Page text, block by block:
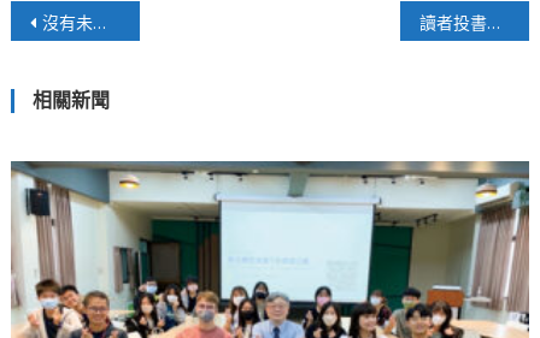
文
導
覽
沒有未來？經濟部統計創業成功率極低，國人又對薪資不滿 讀者投書》新加坡人曹興誠的「全民皆兵」包括他家人嗎？
相關新聞